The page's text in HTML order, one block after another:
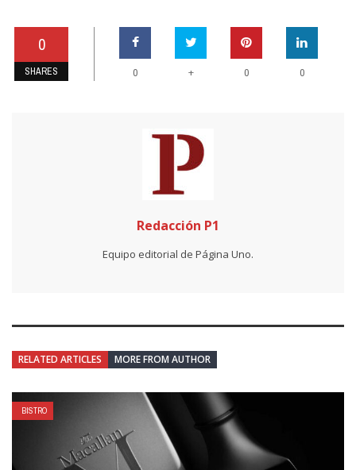
0
SHARES 0 + 0 0
Redacción P1
Equipo editorial de Página Uno.
RELATED ARTICLES MORE FROM AUTHOR
BISTRO